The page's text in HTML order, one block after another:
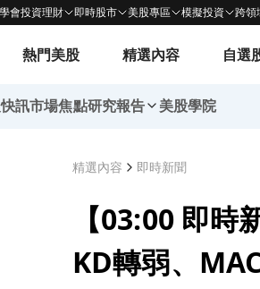
會投資理財 即時股市 美股專區 模擬投資 跨領
熱門美股 精選內容 自選
訊市場焦點研究報告 美股學院
精選內容 即時新聞
【03:00 即
KD轉弱、